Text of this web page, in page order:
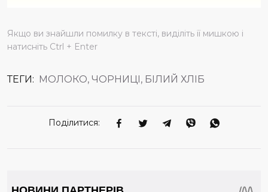
Якщо ви знайшли помилку в тексті, виділіть її мишкою і
натисніть Ctrl + Enter
ТЕГИ: МОЛОКО, ЧОРНИЦІ, БІЛИЙ ХЛІБ
Поділитися: